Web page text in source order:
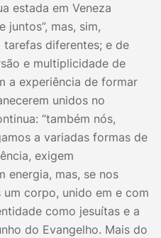
estada em Veneza
juntos”, mas, sim,
tarefas diferentes; e de
e multiplicidade de
a experiência de formar
unidos no
“também nós,
a variadas formas de
exigem
energia, mas, se nos
corpo, unido em e com
como jesuítas e a
do Evangelho. Mais do